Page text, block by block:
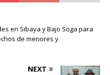
en Sibaya y Bajo Soga para
de menores y
NEXT